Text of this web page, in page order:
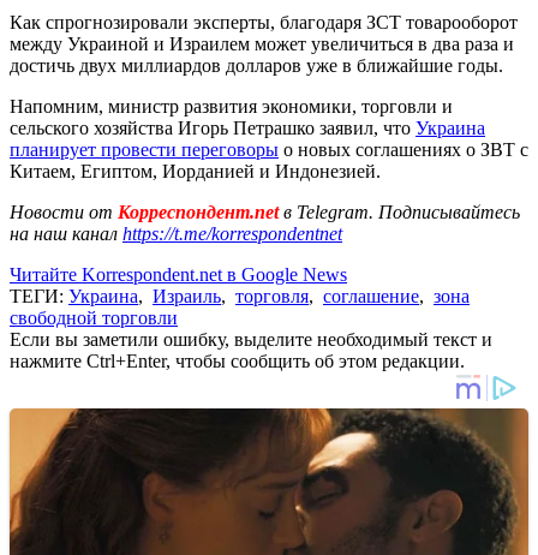
Как спрогнозировали эксперты, благодаря ЗСТ товарооборот
между Украиной и Израилем может увеличиться в два раза и
достичь двух миллиардов долларов уже в ближайшие годы.
Напомним, министр развития экономики, торговли и
сельского хозяйства Игорь Петрашко заявил, что Украина
планирует провести переговоры о новых соглашениях о ЗВТ с
Китаем, Египтом, Иорданией и Индонезией.
Новости от Корреспондент.netв Telegram. Подписывайтесь
на наш канал https://t.me/korrespondentnet
Читайте Korrespondent.net в Google News
ТЕГИ: Украина, Израиль, торговля, соглашение, зона
свободной торговли
Если вы заметили ошибку, выделите необходимый текст и
нажмите Ctrl+Enter, чтобы сообщить об этом редакции.